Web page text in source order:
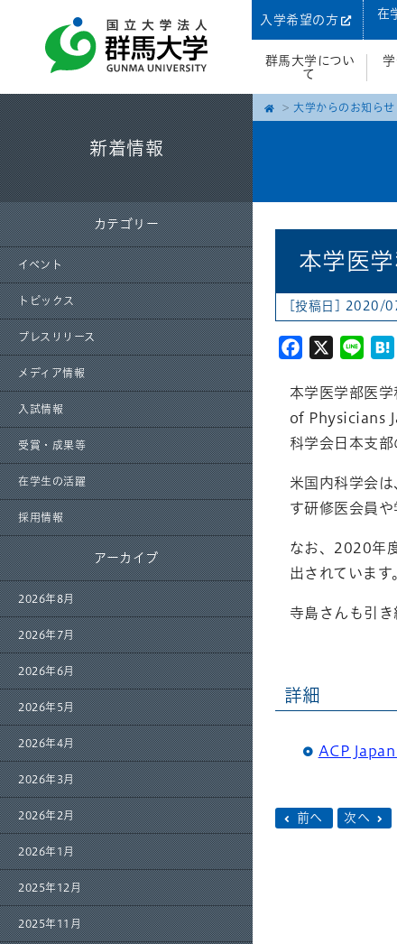
入学希望の方
在
群馬大学につい
て
学
新着情報
カテゴリー
イベント
トピックス
プレスリリース
メディア情報
入試情報
受賞・成果等
在学生の活躍
採用情報
アーカイブ
2026年8月
2026年7月
2026年6月
2026年5月
2026年4月
2026年3月
2026年2月
2026年1月
2025年12月
2025年11月
大学からのお知らせ
本学医
[投稿日] 2020/
Facebook
X Line
本学医学部医
of Physicians
科学会日本支部
米国内科学会
す研修医会員
なお、2020年
出されています
寺島さんも引
詳細
ACP
前へ 次へ